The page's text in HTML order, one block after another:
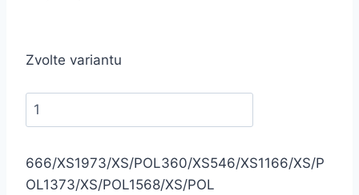
Zvolte variantu
666/XS1973/XS/POL360/XS546/XS1166/XS/P
OL1373/XS/POL1568/XS/POL